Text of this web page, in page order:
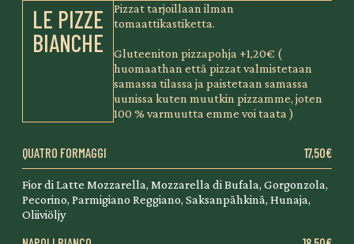
LE PIZZE
BIANCHE
Pizzat tarjoillaan ilman
tomaattikastiketta.
Gluteeniton pizzapohja +1,20€ (
huomaathan että pizzat valmistetaan
samassa tilassa ja paistetaan samassa
uunissa kuten muutkin pizzamme, joten
100 % varmuutta emme voi taata )
QUATRO FORMAGGI 17,50€
Fior di Latte Mozzarella, Mozzarella di Bufala, Gorgonzola,
Pecorino, Parmigiano Reggiano, Saksanpähkinä, Hunaja,
Oliiviöljy